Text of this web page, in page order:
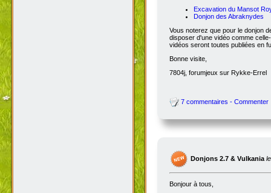
Excavation du Mansot
Donjon des Abraknydes
Vous noterez que pour le donjon
disposer d'une vidéo comme
vidéos seront toutes publiées en
Bonne visite,
7804j, forumjeux sur Rykke-Errel
7 commentaires - Commenter
Donjons 2.7 & Vulkania
Bonjour à tous,